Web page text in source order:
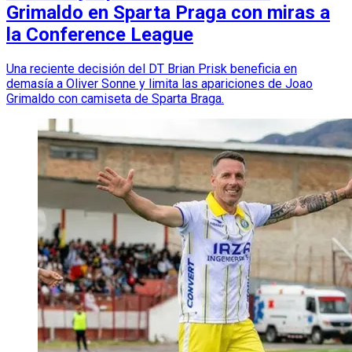
Grimaldo en Sparta Praga con miras a
la Conference League
Una reciente decisión del DT Brian Prisk beneficia en
demasía a Oliver Sonne y limita las apariciones de Joao
Grimaldo con camiseta de Sparta Braga.